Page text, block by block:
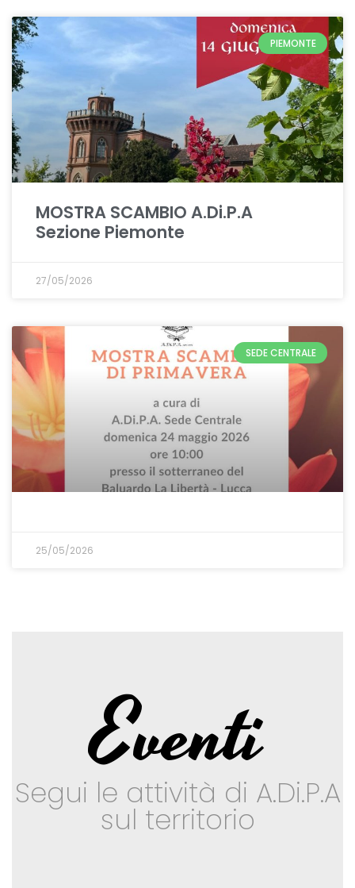
PIEMONTE
MOSTRA SCAMBIO A.Di.P.A
Sezione Piemonte
27/05/2026
SEDE CENTRALE
25/05/2026
Eventi
Segui le attività di A.Di.P.A
sul territorio